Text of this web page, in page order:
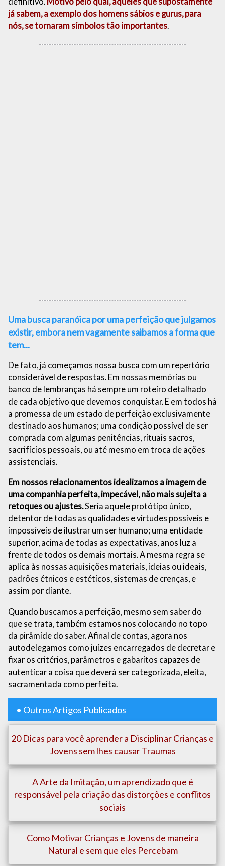
já sabem, a exemplo dos homens sábios e gurus, para
nós, se tornaram símbolos tão importantes.
Uma busca paranóica por uma perfeição que julgamos
existir, embora nem vagamente saibamos a forma que
tem...
De fato, já começamos nossa busca com um repertório
considerável de respostas. Em nossas memórias ou
banco de lembranças há sempre um roteiro detalhado
de cada objetivo que devemos conquistar. E em todos há
a promessa de um estado de perfeição exclusivamente
destinado aos humanos; uma condição possível de ser
comprada com algumas penitências, rituais sacros,
sacrifícios pessoais, ou até mesmo em troca de ações
assistenciais.
Em nossos relacionamentos idealizamos a imagem de
uma companhia perfeita, impecável, não mais sujeita a
retoques ou ajustes.Seria aquele protótipo único,
detentor de todas as qualidades e virtudes possíveis e
impossíveis de ilustrar um ser humano; uma entidade
superior, acima de todas as expectativas, anos luz a
frente de todos os demais mortais. A mesma regra se
aplica às nossas aquisições materiais, ideias ou ideais,
padrões étnicos e estéticos, sistemas de crenças, e
assim por diante.
Quando buscamos a perfeição, mesmo sem saber do
que se trata, também estamos nos colocando no topo
da pirâmide do saber. Afinal de contas, agora nos
autodelegamos como juízes encarregados de decretar e
fixar os critérios, parâmetros e gabaritos capazes de
autenticar a coisa que deverá ser categorizada, eleita,
sacramentada como perfeita.
• Outros Artigos Publicados
20 Dicas para você aprender a Disciplinar Crianças e
Jovens sem lhes causar Traumas
A Arte da Imitação, um aprendizado que é
responsável pela criação das distorções e conflitos
sociais
Como Motivar Crianças e Jovens de maneira
Natural e sem que eles Percebam